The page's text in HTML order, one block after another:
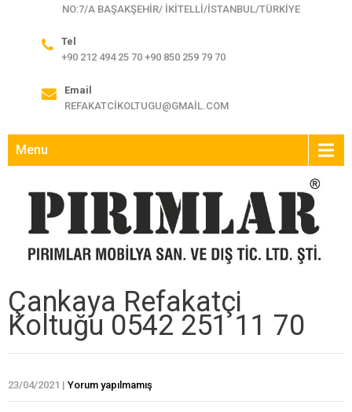
NO:7/A BAŞAKŞEHİR/ İKİTELLİ/İSTANBUL/TÜRKİYE
Tel
+90 212 494 25 70 +90 850 259 79 70
Email
REFAKATCIKOLTUGU@GMAIL.COM
Menu
Çankaya Refakatçi
Koltuğu 0542 251 11 70
23/04/2021 | Yorum yapılmamış